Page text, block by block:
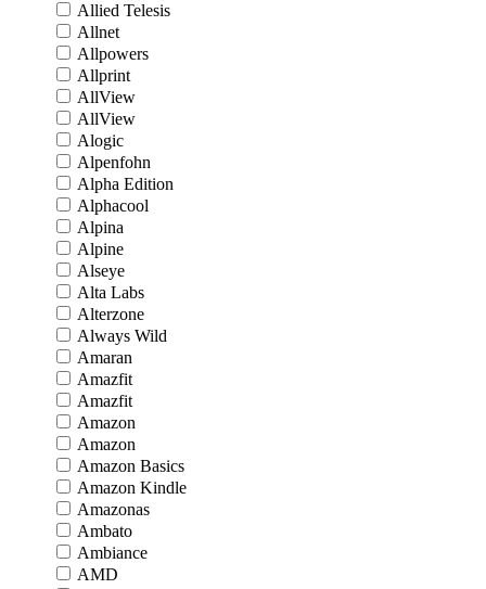
Allied Telesis
Allnet
Allpowers
Allprint
AllView
AllView
Alogic
Alpenfohn
Alpha Edition
Alphacool
Alpina
Alpine
Alseye
Alta Labs
Alterzone
Always Wild
Amaran
Amazfit
Amazfit
Amazon
Amazon
Amazon Basics
Amazon Kindle
Amazonas
Ambato
Ambiance
AMD